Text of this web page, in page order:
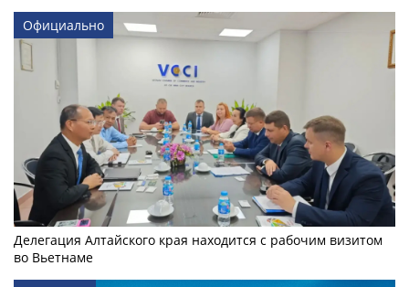
Официально
Делегация Алтайского края находится с рабочим визитом
во Вьетнаме